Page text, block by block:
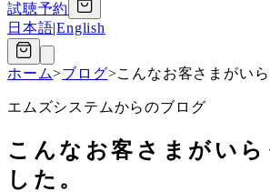
試聴予約
日本語|English
ホーム>ブログ>こんなお客さまがい
エムズシステムからのブログ
こんなお客さまがいら
した。